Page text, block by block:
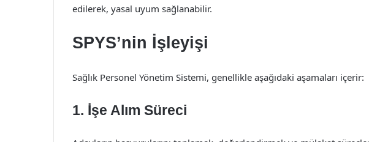
edilerek, yasal uyum sağlanabilir.
SPYS’nin İşleyişi
Sağlık Personel Yönetim Sistemi, genellikle aşağıdaki aşamaları içerir:
1. İşe Alım Süreci